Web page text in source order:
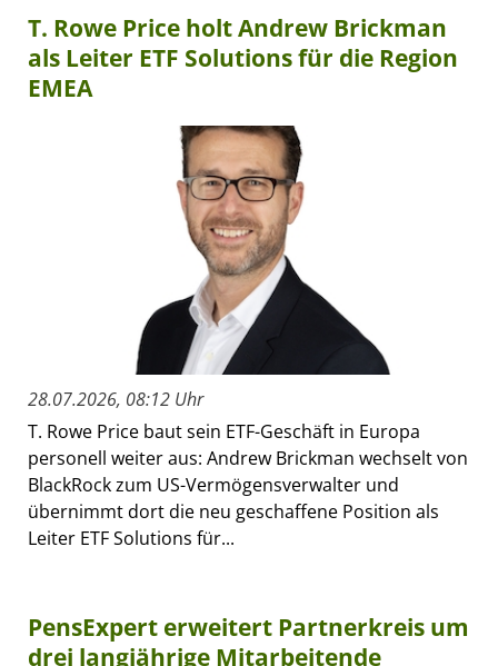
T. Rowe Price holt Andrew Brickman
als Leiter ETF Solutions für die Region
EMEA
28.07.2026, 08:12 Uhr
T. Rowe Price baut sein ETF-Geschäft in Europa
personell weiter aus: Andrew Brickman wechselt von
BlackRock zum US-Vermögensverwalter und
übernimmt dort die neu geschaffene Position als
Leiter ETF Solutions für...
PensExpert erweitert Partnerkreis um
drei langjährige Mitarbeitende